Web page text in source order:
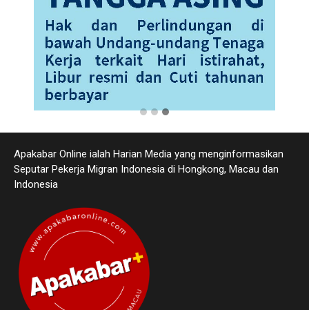
Apakabar Online ialah Harian Media yang menginformasikan
Seputar Pekerja Migran Indonesia di Hongkong, Macau dan
Indonesia